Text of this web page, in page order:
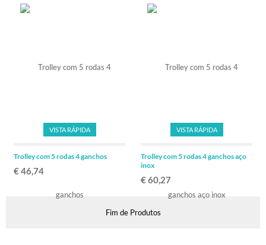
Trolley com 5 rodas 4 ganchos
€ 46,74
VISTA RÁPIDA
Trolley com 5 rodas 4 ganchos aço
inox
€ 60,27
VISTA RÁPIDA
Fim de Produtos